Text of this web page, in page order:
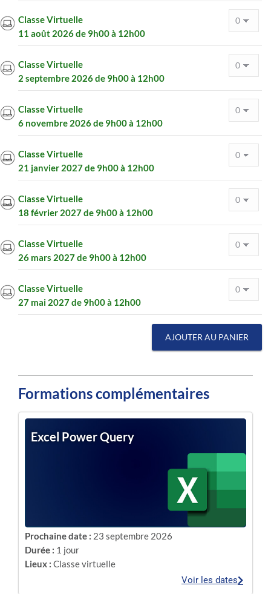
Classe Virtuelle
11 août 2026 de 9h00 à 12h00
Classe Virtuelle
2 septembre 2026 de 9h00 à 12h00
Classe Virtuelle
6 novembre 2026 de 9h00 à 12h00
Classe Virtuelle
21 janvier 2027 de 9h00 à 12h00
Classe Virtuelle
18 février 2027 de 9h00 à 12h00
Classe Virtuelle
26 mars 2027 de 9h00 à 12h00
Classe Virtuelle
27 mai 2027 de 9h00 à 12h00
AJOUTER AU PANIER
Formations complémentaires
Excel Power Query
Prochaine date : 23 septembre 2026
Durée : 1 jour
Lieux : Classe virtuelle
Voir les dates